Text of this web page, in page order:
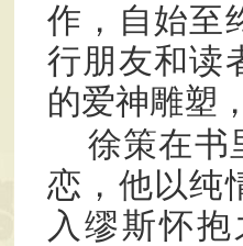
作，自始至
行朋友和读
的爱神雕塑
徐策在书
恋，他以纯
入缪斯怀